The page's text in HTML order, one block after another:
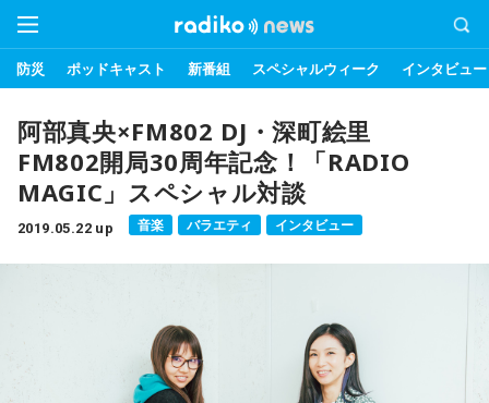
防災 ポッドキャスト 新番組 スペシャルウィーク インタビュー
阿部真央×FM802 DJ・深町絵里
FM802開局30周年記念！「RADIO
MAGIC」スペシャル対談
2019.05.22 up 音楽 バラエティ インタビュー